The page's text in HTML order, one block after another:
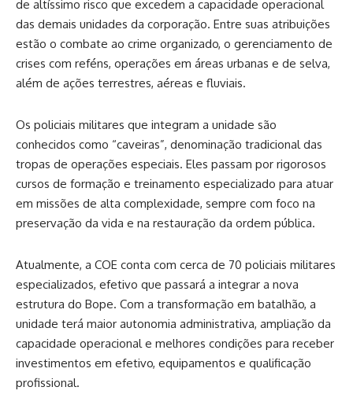
de altíssimo risco que excedem a capacidade operacional
das demais unidades da corporação. Entre suas atribuições
estão o combate ao crime organizado, o gerenciamento de
crises com reféns, operações em áreas urbanas e de selva,
além de ações terrestres, aéreas e fluviais.
Os policiais militares que integram a unidade são
conhecidos como “caveiras”, denominação tradicional das
tropas de operações especiais. Eles passam por rigorosos
cursos de formação e treinamento especializado para atuar
em missões de alta complexidade, sempre com foco na
preservação da vida e na restauração da ordem pública.
Atualmente, a COE conta com cerca de 70 policiais militares
especializados, efetivo que passará a integrar a nova
estrutura do Bope. Com a transformação em batalhão, a
unidade terá maior autonomia administrativa, ampliação da
capacidade operacional e melhores condições para receber
investimentos em efetivo, equipamentos e qualificação
profissional.